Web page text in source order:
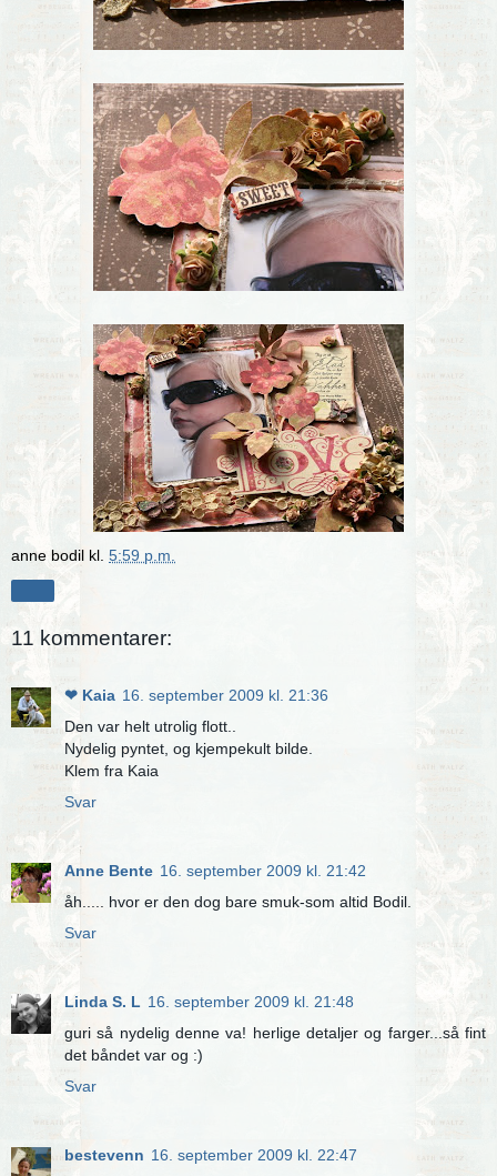
anne bodil kl. 5:59 p.m.
11 kommentarer:
❤ Kaia 16. september 2009 kl. 21:36
Den var helt utrolig flott..
Nydelig pyntet, og kjempekult bilde.
Klem fra Kaia
Svar
Anne Bente 16. september 2009 kl. 21:42
åh..... hvor er den dog bare smuk-som altid Bodil.
Svar
Linda S. L 16. september 2009 kl. 21:48
guri så nydelig denne va! herlige detaljer og farger...så fint
det båndet var og :)
Svar
bestevenn 16. september 2009 kl. 22:47